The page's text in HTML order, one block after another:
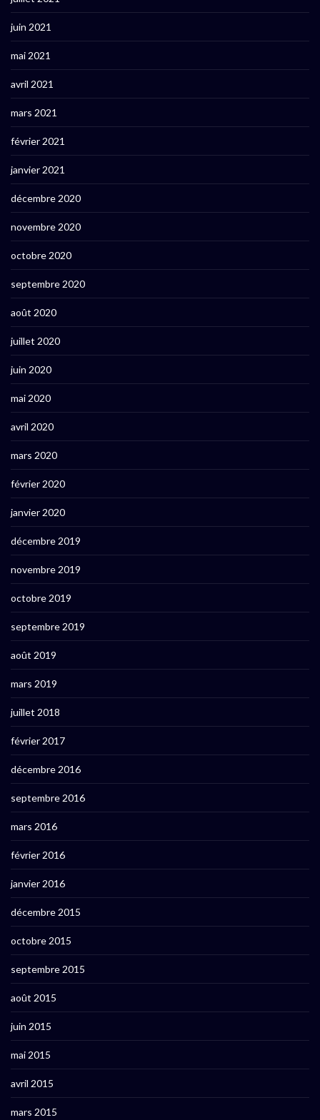
juin 2021
mai 2021
avril 2021
mars 2021
février 2021
janvier 2021
décembre 2020
novembre 2020
octobre 2020
septembre 2020
août 2020
juillet 2020
juin 2020
mai 2020
avril 2020
mars 2020
février 2020
janvier 2020
décembre 2019
novembre 2019
octobre 2019
septembre 2019
août 2019
mars 2019
juillet 2018
février 2017
décembre 2016
septembre 2016
mars 2016
février 2016
janvier 2016
décembre 2015
octobre 2015
septembre 2015
août 2015
juin 2015
mai 2015
avril 2015
mars 2015